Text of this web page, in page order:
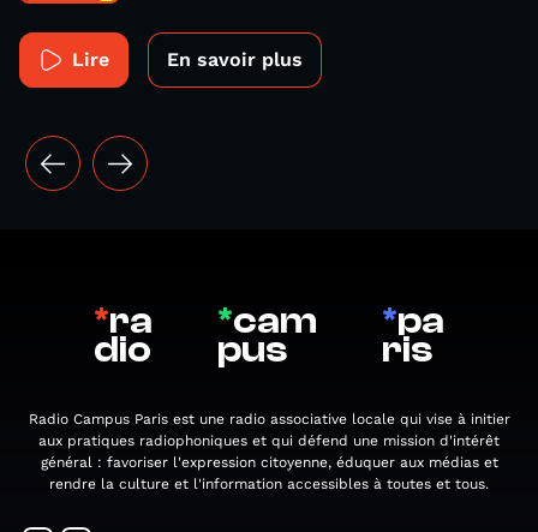
Lire En savoir plus
*ra
dio
*cam
pus
*pa
ris
Radio Campus Paris est une radio associative locale qui vise à initier
aux pratiques radiophoniques et qui défend une mission d'intérêt
général : favoriser l'expression citoyenne, éduquer aux médias et
rendre la culture et l'information accessibles à toutes et tous.